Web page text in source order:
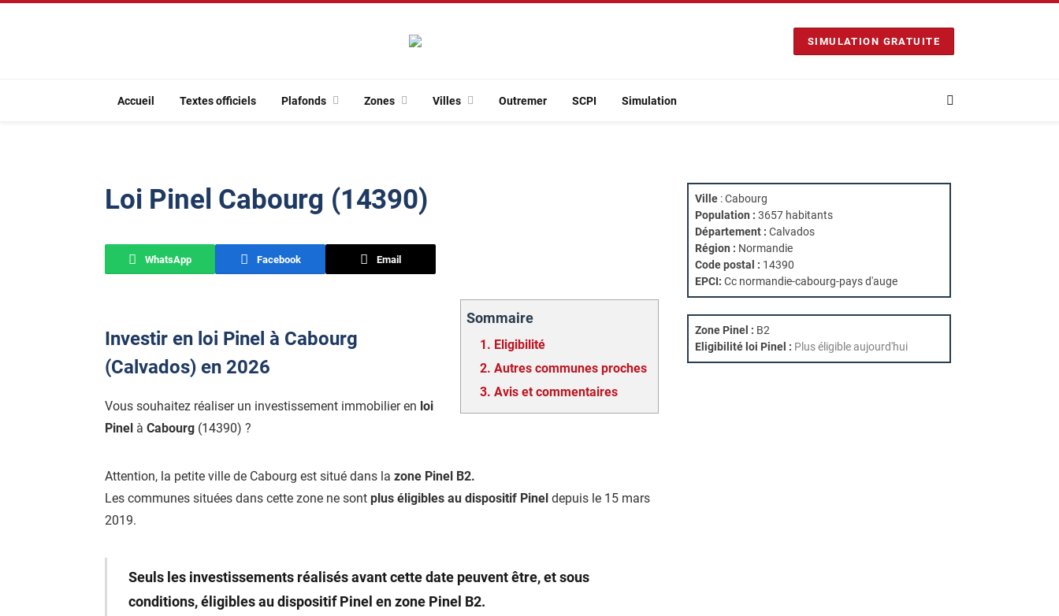
SIMULATION GRATUITE
Accueil Textes officiels Plafonds Zones Villes Outremer SCPI Simulation
Loi Pinel Cabourg (14390)
WhatsApp Facebook Email
Sommaire
1. Eligibilité
2. Autres communes proches
3. Avis et commentaires
Investir en loi Pinel à Cabourg
(Calvados) en 2026
Vous souhaitez réaliser un investissement immobilier en loi
Pinel à Cabourg (14390) ?
Attention, la petite ville de Cabourg est situé dans la zone Pinel B2.
Les communes situées dans cette zone ne sont plus éligibles au dispositif Pinel depuis le 15 mars
2019.
Seuls les investissements réalisés avant cette date peuvent être, et sous
conditions, éligibles au dispositif Pinel en zone Pinel B2.
Ville : Cabourg
Population : 3657 habitants
Département : Calvados
Région : Normandie
Code postal : 14390
EPCI: Cc normandie-cabourg-pays d'auge
Zone Pinel : B2
Eligibilité loi Pinel : Plus éligible aujourd'hui